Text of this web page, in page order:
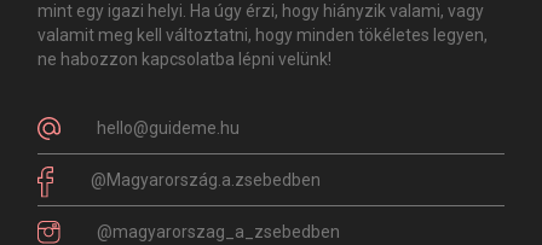
mint egy igazi helyi. Ha úgy érzi, hogy hiányzik valami, vagy
valamit meg kell változtatni, hogy minden tökéletes legyen,
ne habozzon kapcsolatba lépni velünk!
hello@guideme.hu
@Magyarország.a.zsebedben
@magyarorszag_a_zsebedben